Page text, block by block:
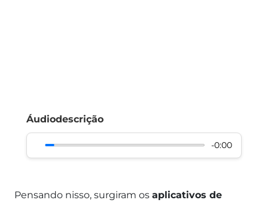
Áudiodescrição
-0:00
Pensando nisso, surgiram os aplicativos de